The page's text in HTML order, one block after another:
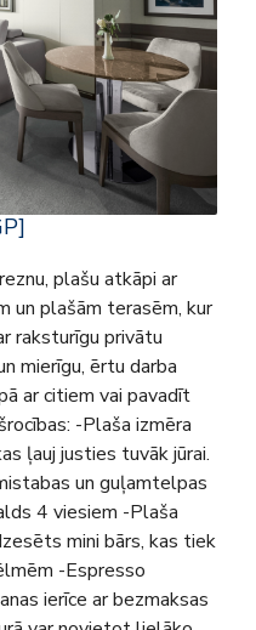
plašu atkāpi ar
un plašām terasēm, kur
raksturīgu privātu
mierīgu, ērtu darba
ar citiem vai pavadīt
-Plaša izmēra
ļauj justies tuvāk jūrai.
un guļamtelpas
4 viesiem -Plaša
mini bārs, kas tiek
-Espresso
ierīce ar bezmaksas